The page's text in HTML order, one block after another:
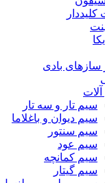
سازهای بادی
سیم تار و سه تار
سیم دیوان و باغلاما
سیم سنتور
سیم عود
سیم کمانچه
سیم گیتار